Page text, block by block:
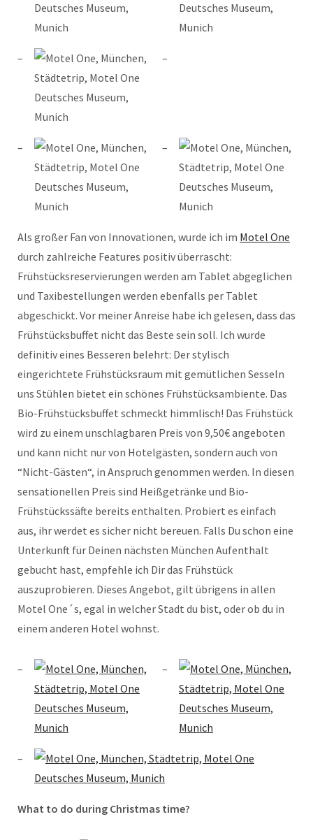
Als großer Fan von Innovationen, wurde ich im Motel One
durch zahlreiche Features positiv überrascht:
Frühstücksreservierungen werden am Tablet abgeglichen
und Taxibestellungen werden ebenfalls per Tablet
abgeschickt. Vor meiner Anreise habe ich gelesen, dass das
Frühstücksbuffet nicht das Beste sein soll. Ich wurde
definitiv eines Besseren belehrt: Der stylisch
eingerichtete Frühstücksraum mit gemütlichen Sesseln
uns Stühlen bietet ein schönes Frühstücksambiente. Das
Bio-Frühstücksbuffet schmeckt himmlisch! Das Frühstück
wird zu einem unschlagbaren Preis von 9,50€ angeboten
und kann nicht nur von Hotelgästen, sondern auch von
“Nicht-Gästen“, in Anspruch genommen werden. In diesen
sensationellen Preis sind Heißgetränke und Bio-
Frühstückssäfte bereits enthalten. Probiert es einfach
aus, ihr werdet es sicher nicht bereuen. Falls Du schon eine
Unterkunft für Deinen nächsten München Aufenthalt
gebucht hast, empfehle ich Dir das Frühstück
auszuprobieren. Dieses Angebot, gilt übrigens in allen
Motel One´s, egal in welcher Stadt du bist, oder ob du in
einem anderen Hotel wohnst.
What to do during Christmas time?